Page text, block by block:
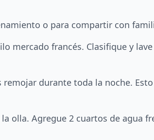
o para compartir con
mercado francés. Clasifique y
durante toda la noche.
olla. Agregue 2 cuartos de agua